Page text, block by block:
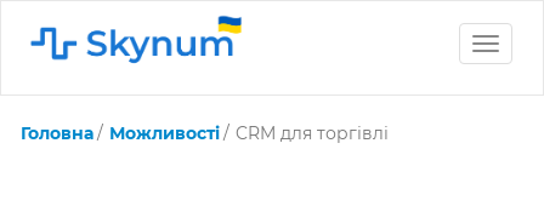
Toggle
Головна Можливості CRM для торгівлі